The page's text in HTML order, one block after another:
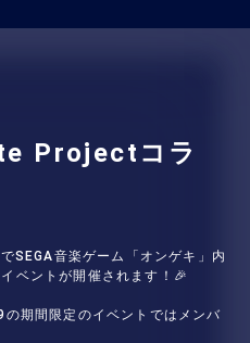
Projectコラ
音楽ゲーム「オンゲキ」内
ントが開催されます！🎉
期間限定のイベントではメンバ